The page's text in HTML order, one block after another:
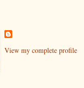
View my complete profile